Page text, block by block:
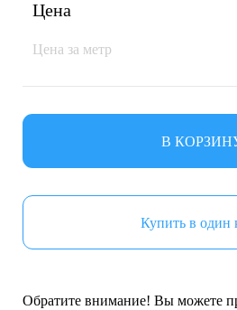
Цена
Цена за метр
В
Купить в один
Обратите внимание! Вы можете